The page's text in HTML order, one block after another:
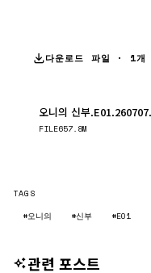
다운로드 파일 · 1개
FILE657.8M
TAGS
#오니의
#신부 #E01
관련 포스트